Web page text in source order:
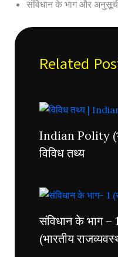
संविधान के भाग और
Related
Indian Polity
विविध तथ्य
संविधान के भाग
(भारतीय